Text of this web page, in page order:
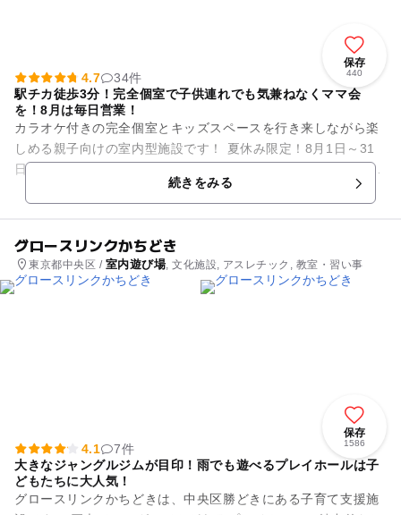
保存
440
4.7
34件
駅チカ徒歩3分！完全個室で子供連れでも気兼ねなくママ会
を！8月は毎日営業！
カラオケ付きの完全個室とキッズスペースを行き来しながら楽
しめる親子向けの室内型施設です！ 夏休み限定！8月1日～31
日は毎日11時～17時まで営業します♪ エア滑り台や大型ボール
続きをみる
グロースリンクかちどき
東京都中央区 / 室内遊び場, 文化施設, アスレチック, 教室・習い事
保存
1586
4.1
7件
大きなジャングルジムが目印！雨でも遊べるプレイホールは子
どもたちに大人気！
グロースリンクかちどきは、中央区勝どきにある子育て支援施